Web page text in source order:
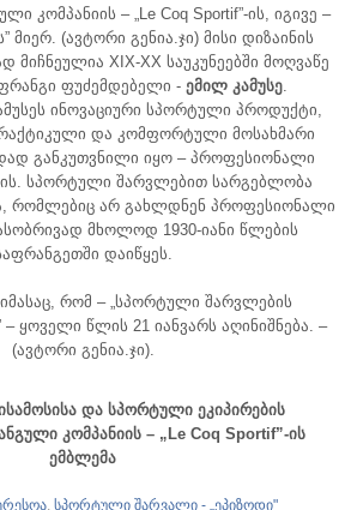
კომპანიის – „Le Coq Sportif”-ის, იგივე –
მიერ. (ავტორი გენია.ჯი) მისი დიზაინის
მიჩნეულია XIX-XX საუკუნეებში მოღვაწე
ფუძემდებელი - ემილ კამუსე.
ინოვაციური სპორტული პროდუქტი,
და კომფორტული მოსახმარი
განკუთვნილი იყო – პროფესიონალი
სპორტული შარვლებით სარგებლობა
რომლებიც არ გახლდნენ პროფესიონალი
მხოლოდ 1930-იანი წლების
დაიწყეს.
რომ – „სპორტული შარვლების
ყოველი წლის 21 იანვარს აღინიშნება. –
(ავტორი გენია.ჯი).
და სპორტული ეკიპირების
კომპანიის – „Le Coq Sportif”-ის
ემბლემა
, სპორტული შარვალი - „ეპიზოდი"